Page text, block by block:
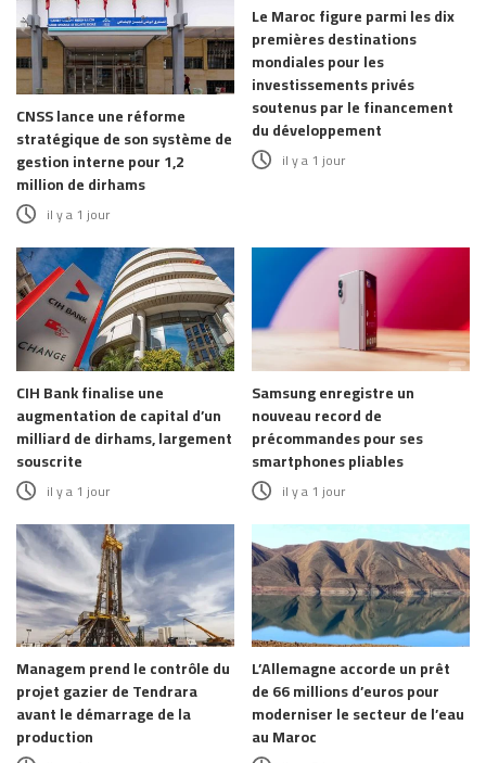
CNSS lance une réforme
stratégique de son système de
gestion interne pour 1,2
million de dirhams
il y a 1 jour
Le Maroc figure parmi les dix
premières destinations
mondiales pour les
investissements privés
soutenus par le financement
du développement
il y a 1 jour
CIH Bank finalise une
augmentation de capital d’un
milliard de dirhams, largement
souscrite
il y a 1 jour
Samsung enregistre un
nouveau record de
précommandes pour ses
smartphones pliables
il y a 1 jour
Managem prend le contrôle du
projet gazier de Tendrara
avant le démarrage de la
production
L’Allemagne accorde un prêt
de 66 millions d’euros pour
moderniser le secteur de l’eau
au Maroc